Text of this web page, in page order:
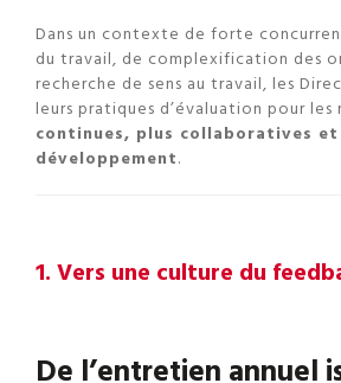
Dans un contexte de forte
du travail, de complexification des
recherche de sens au travail, les
leurs pratiques d’évaluation pour les
continues, plus collaboratives
développement.
1. Vers une culture du
De l’entretien annuel